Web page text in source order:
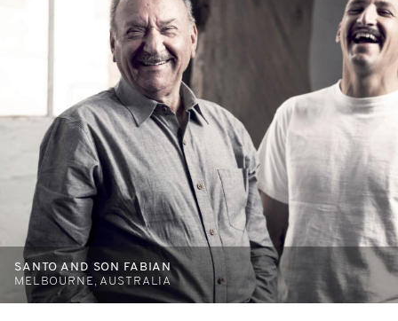
SANTO AND SON FABIAN
MELBOURNE, AUSTRALIA